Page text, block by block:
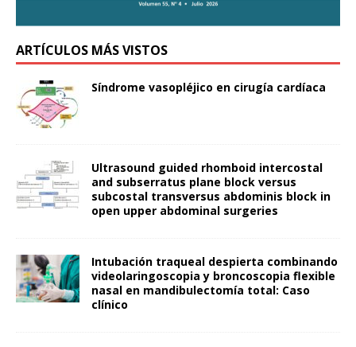
ARTÍCULOS MÁS VISTOS
Síndrome vasopléjico en cirugía cardíaca
Ultrasound guided rhomboid intercostal
and subserratus plane block versus
subcostal transversus abdominis block in
open upper abdominal surgeries
Intubación traqueal despierta combinando
videolaringoscopia y broncoscopia flexible
nasal en mandibulectomía total: Caso
clínico